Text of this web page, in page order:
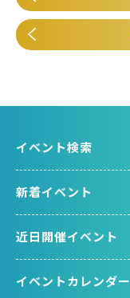
イベント検索
新着イベント
近日開催イベント
イベントカレンダー